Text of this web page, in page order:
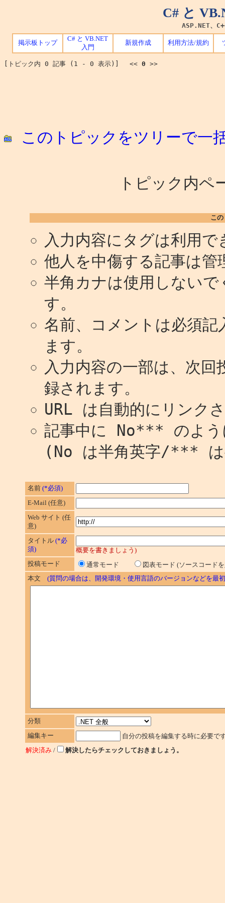
C# と
ASP.NET、
掲示板トップ
C# と VB.NET
入門
新規作成 利用方法/規約
[トピック内 0 記事 (1 - 0 表示)] << 0 >>
このトピックをツリーで一
トピック内
こ
入力内容にタグは利用で
他人を中傷する記事は
半角カナは使用しない
す。
名前、コメントは必須
ます。
入力内容の一部は、次
録されます。
URL は自動的にリンク
記事中に No*** のよう
(No は半角英字/*** は
名前 (*必須)
E-Mail (任意)
Web サイト (任
意)
タイトル (*必
須)
概要を書きましょう)
投稿モード
通常モード
図表モード (ソースコード
本文 (質問の場合は、開発環境・使用言語のバージョンなどを最
分類
編集キー
自分の投稿を編集する時に必要で
解決済み / 解決したらチェックしておきましょう。